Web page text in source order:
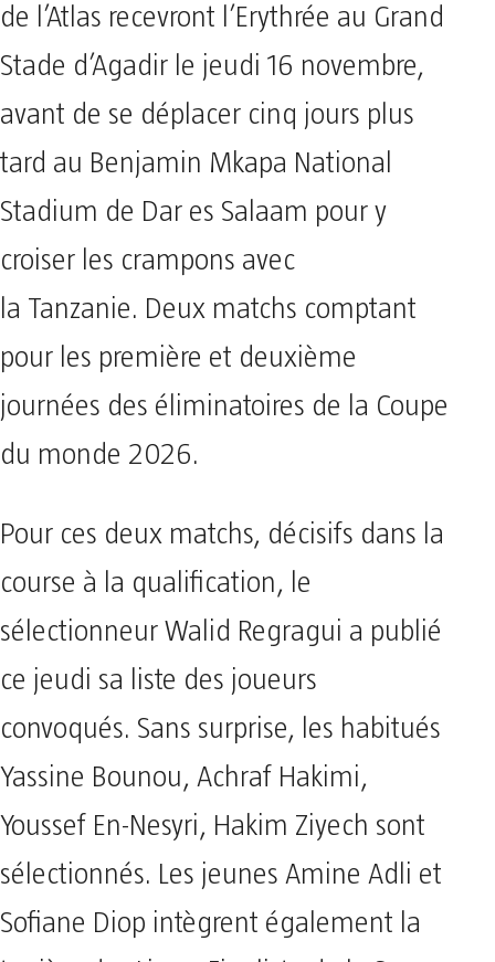
de l’Atlas recevront l’Erythrée au Grand
Stade d’Agadir le jeudi 16 novembre,
avant de se déplacer cinq jours plus
tard au Benjamin Mkapa National
Stadium de Dar es Salaam pour y
croiser les crampons avec
la Tanzanie. Deux matchs comptant
pour les première et deuxième
journées des éliminatoires de la Coupe
du monde 2026.
Pour ces deux matchs, décisifs dans la
course à la qualification, le
sélectionneur Walid Regragui a publié
ce jeudi sa liste des joueurs
convoqués. Sans surprise, les habitués
Yassine Bounou, Achraf Hakimi,
Youssef En-Nesyri, Hakim Ziyech sont
sélectionnés. Les jeunes Amine Adli et
Sofiane Diop intègrent également la